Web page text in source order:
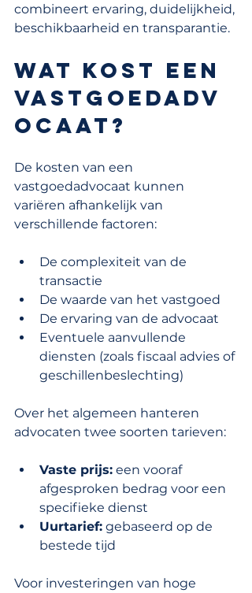
combineert ervaring, duidelijkheid,
beschikbaarheid en transparantie.
Wat kost een
vastgoedadv
ocaat?
De kosten van een
vastgoedadvocaat kunnen
variëren afhankelijk van
verschillende factoren:
De complexiteit van de
transactie
De waarde van het vastgoed
De ervaring van de advocaat
Eventuele aanvullende
diensten (zoals fiscaal advies of
geschillenbeslechting)
Over het algemeen hanteren
advocaten twee soorten tarieven:
Vaste prijs: een vooraf
afgesproken bedrag voor een
specifieke dienst
Uurtarief: gebaseerd op de
bestede tijd
Voor investeringen van hoge